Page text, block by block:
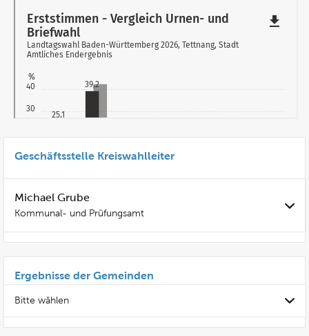
Geschäftsstelle Kreiswahlleiter
Michael Grube
Kommunal- und Prüfungsamt
Ergebnisse der Gemeinden
Bitte wählen